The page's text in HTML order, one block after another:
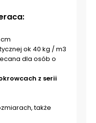
ok 40 kg / m3
dla osób o
z serii
także